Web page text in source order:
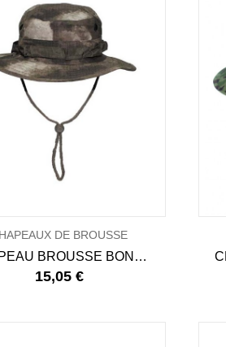
DE BROUSSE
CHAPEAU BROUSSE BONNIE HAT - HDT CAMO
15,05 €